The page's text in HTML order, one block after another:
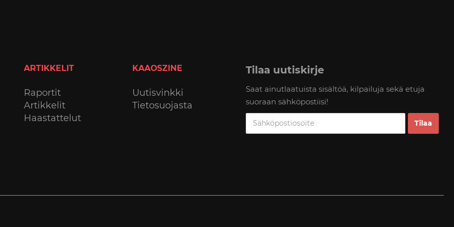
ARTIKKELIT
Raportit
Artikkelit
Haastattelut
KAAOSZINE
Uutisvinkki
Tietosuojasta
Tilaa uutiskirje
Saat ainutlaatuista sisältöä, kilpailuja sekä etuja
suoraan sähköpostiisi!